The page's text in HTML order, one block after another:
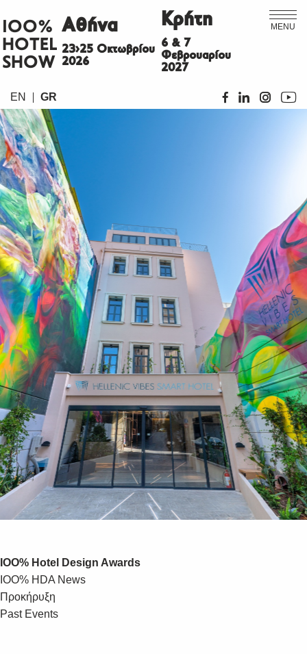
MENU
ΙΟΟ%
HOTEL
SHOW
Αθήνα
23>25 Οκτωβρίου
2026
Κρήτη
6 & 7
Φεβρουαρίου
2027
EN GR
IOO% Hotel Design Awards
IOO% HDA News
Προκήρυξη
Past Events